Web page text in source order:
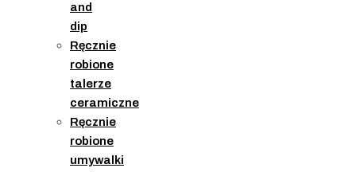
and
dip
Ręcznie
robione
talerze
ceramiczne
Ręcznie
robione
umywalki